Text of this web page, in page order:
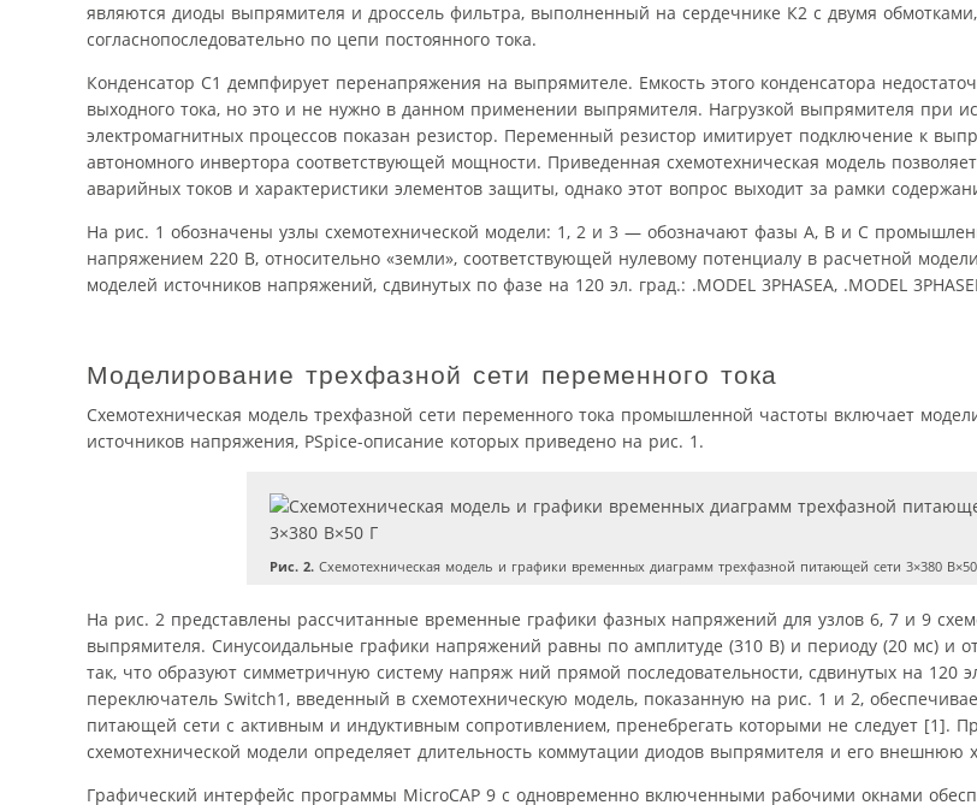
являются диоды выпрямителя и дроссель фильтра, выполненный на сердечнике К2 c двумя
согласнопоследовательно по цепи постоянного тока.
Конденсатор С1 демпфирует перенапряжения на выпрямителе. Емкость этого конденсатора
выходного тока, но это и не нужно в данном применении выпрямителя. Нагрузкой выпрямителя при
электромагнитных процессов показан резистор. Переменный резистор имитирует подключение к
автономного инвертора соответствующей мощности. Приведенная схемотехническая модель
аварийных токов и характеристики элементов защиты, однако этот вопрос выходит за рамки
На рис. 1 обозначены узлы схемотехнической модели: 1, 2 и 3 — обозначают фазы А, В и С
напряжением 220 В, относительно «земли», соответствующей нулевому потенциалу в расчетной
моделей источников напряжений, сдвинутых по фазе на 120 эл. град.: .MODEL 3PHASEA, .MODEL
Моделирование трехфазной сети переменного тока
Схемотехническая модель трехфазной сети переменного тока промышленной частоты включает
источников напряжения, PSpice-описание которых приведено на рис. 1.
Рис. 2.Схемотехническая модель и графики временных диаграмм трехфазной питающей сети 3×380
На рис. 2 представлены рассчитанные временные графики фазных напряжений для узлов 6, 7 и 9
выпрямителя. Синусоидальные графики напряжений равны по амплитуде (310 В) и периоду (20 мс) и
так, что образуют симметричную систему напряж ний прямой последовательности, сдвинутых на 120
переключатель Switch1, введенный в схемотехническую модель, показанную на рис. 1 и 2,
питающей сети с активным и индуктивным сопротивлением, пренебрегать которыми не следует [1].
схемотехнической модели определяет длительность коммутации диодов выпрямителя и его внешнюю
Графический интерфейс программы MicroCAP 9 с одновременно включенными рабочими окнами